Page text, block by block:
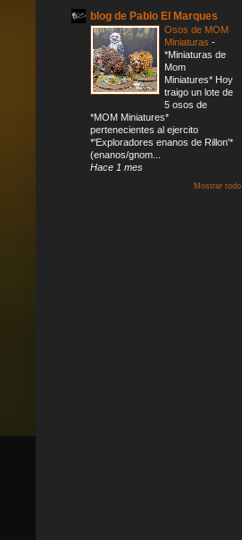
blog de Pablo El Marques
Osos de MOM
Miniaturas -
*Miniaturas de
Mom
Miniatures* Hoy
traigo un lote de
5 osos de
*MOM Miniatures*
pertenecientes al ejercito
*'Exploradores enanos de Rillon'*
(enanos/gnom...
Hace 1 mes
Mostrar todo